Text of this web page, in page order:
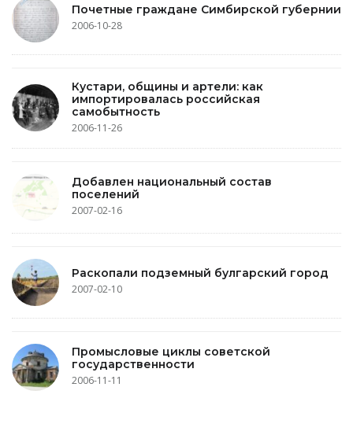
Почетные граждане Симбирской губернии
2006-10-28
Кустари, общины и артели: как
импортировалась российская
самобытность
2006-11-26
Добавлен национальный состав
поселений
2007-02-16
Раскопали подземный булгарский город
2007-02-10
Промысловые циклы советской
государственности
2006-11-11